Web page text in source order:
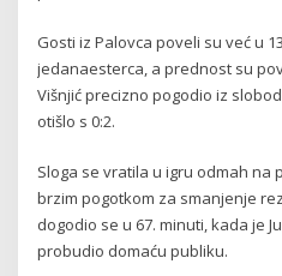
Gosti iz Palovca poveli su već u
jedanaesterca, a prednost su
Višnjić precizno pogodio iz
otišlo s 0:2.
Sloga se vratila u igru odmah na
brzim pogotkom za smanjenje
dogodio se u 67. minuti, kada je
probudio domaću publiku.